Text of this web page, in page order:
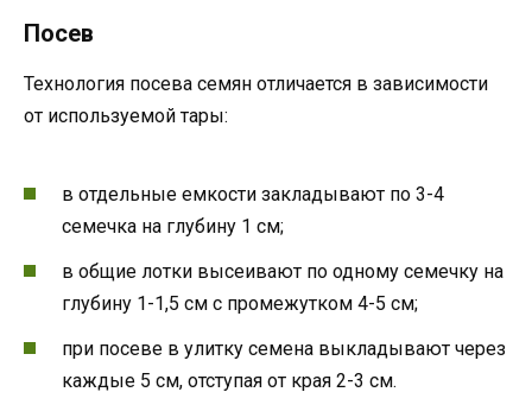
Посев
Технология посева семян отличается в зависимости
от используемой тары:
в отдельные емкости закладывают по 3-4
семечка на глубину 1 см;
в общие лотки высеивают по одному семечку на
глубину 1-1,5 см с промежутком 4-5 см;
при посеве в улитку семена выкладывают через
каждые 5 см, отступая от края 2-3 см.